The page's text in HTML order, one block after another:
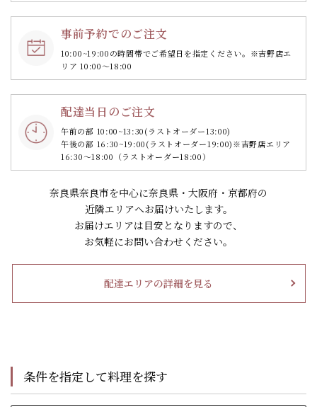
事前予約でのご注文
10:00~19:00の時間帯でご希望日を指定ください。 ※吉野店エ
リア 10:00～18:00
配達当日のご注文
午前の部 10:00~13:30(ラストオーダー13:00)
午後の部 16:30~19:00(ラストオーダー19:00)※吉野店エリア
16:30～18:00（ラストオーダー18:00）
奈良県奈良市を中心に奈良県・大阪府・京都府の
近隣エリアへお届けいたします。
お届けエリアは目安となりますので、
お気軽にお問い合わせください。
配達エリアの詳細を見る
条件を指定して料理を探す